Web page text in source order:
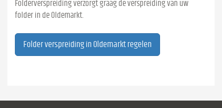
Folderverspreiding verzorgt graag de verspreiding van uw
folder in de Oldemarkt.
Folder verspreiding in Oldemarkt regelen